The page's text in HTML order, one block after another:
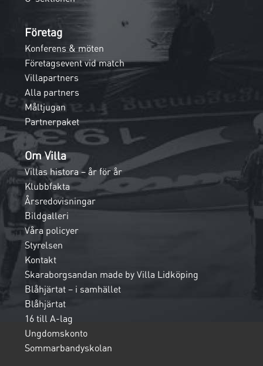
Företag
Konferens & möten
Företagsevent vid match
Villapartners
Alla partners
Måltjugan
Partnerpaket
Om Villa
Villas histora – år för år
Klubbfakta
Årsredovisningar
Bildgalleri
Våra policyer
Styrelsen
Kontakt
Skaraborgsandan made by Villa Lidköping
Blåhjärtat – i samhället
Blåhjärtat
16 till A-lag
Ungdomskonto
Sommarbandyskolan